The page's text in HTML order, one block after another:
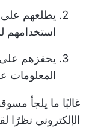
يطلعهم على
استخدامهم
يحفزهم على
المعلومات
الإلكتروني